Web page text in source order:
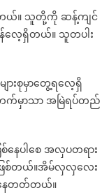
ရဲ့
ထူးခြား
ယ်။ သူတို့ကို ဆန့်ကျင်
န်လေ့ရှိတယ်။ သူတပါး
းစုမှာတွေ့ရလေ့ရှိ
မှာသာ အမြဲရပ်တည်
ေပါစေ အလှပတရား
ြစ်တယ်။အိမ်လှလှလေး
ေတတ်တယ်။